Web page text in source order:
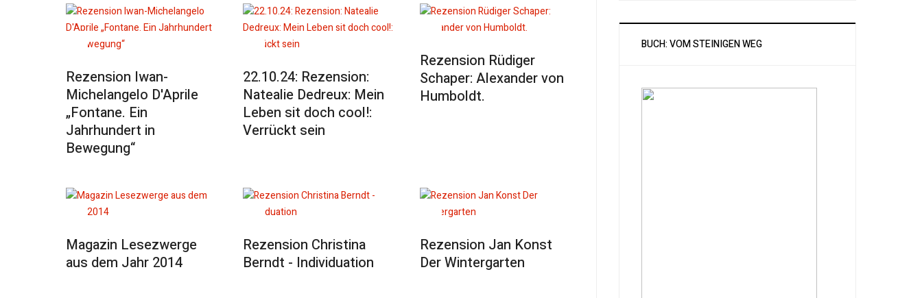
Rezension Iwan-
Michelangelo D'Aprile
„Fontane. Ein
Jahrhundert in
Bewegung“
22.10.24: Rezension:
Natealie Dedreux: Mein
Leben sit doch cool!:
Verrückt sein
Rezension Rüdiger
Schaper: Alexander von
Humboldt.
Magazin Lesezwerge
aus dem Jahr 2014
Rezension Christina
Berndt - Individuation
Rezension Jan Konst
Der Wintergarten
BUCH: VOM STEINIGEN WEG